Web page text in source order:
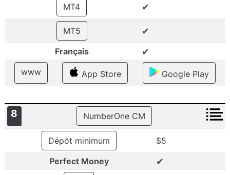
MT4 ✔
MT5 ✔
Français ✔
www App Store Google Play
8 NumberOne CM
Dépôt minimum
$5
Perfect Money
✔